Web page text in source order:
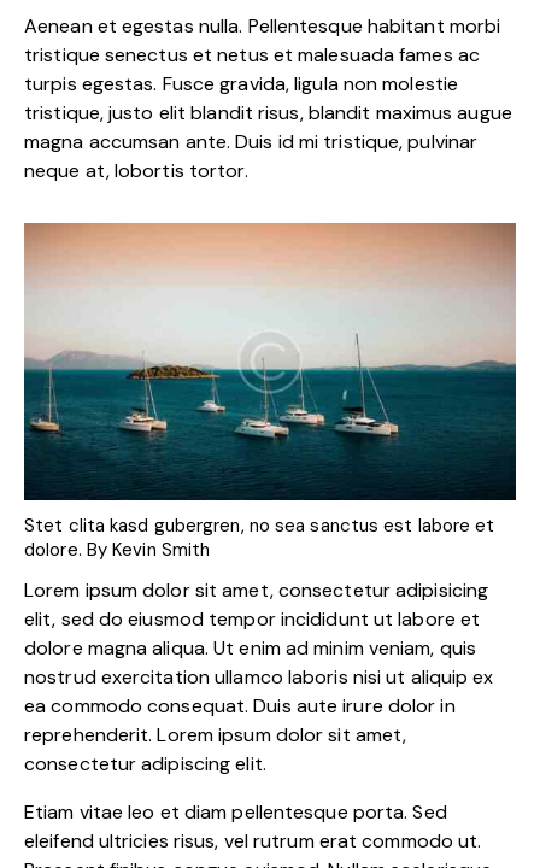
Aenean et egestas nulla. Pellentesque habitant morbi
tristique senectus et netus et malesuada fames ac
turpis egestas. Fusce gravida, ligula non molestie
tristique, justo elit blandit risus, blandit maximus augue
magna accumsan ante. Duis id mi tristique, pulvinar
neque at, lobortis tortor.
Stet clita kasd gubergren, no sea sanctus est labore et
dolore. ByKevin Smith
Lorem ipsum dolor sit amet, consectetur adipisicing
elit, sed do eiusmod tempor incididunt ut labore et
dolore magna aliqua. Ut enim ad minim veniam, quis
nostrud exercitation ullamco laboris nisi ut aliquip ex
ea commodo consequat. Duis aute irure dolor in
reprehenderit. Lorem ipsum dolor sit amet,
consectetur adipiscing elit.
Etiam vitae leo et diam pellentesque porta. Sed
eleifend ultricies risus, vel rutrum erat commodo ut.